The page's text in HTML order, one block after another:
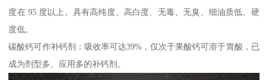
度在 95 度以上。具有高纯度、高白度、无毒、无臭、细油质低、硬
度低。
碳酸钙可作补钙剂：吸收率可达39%，仅次于果酸钙可溶于胃酸，已
成为剂型多、应用多的补钙剂。